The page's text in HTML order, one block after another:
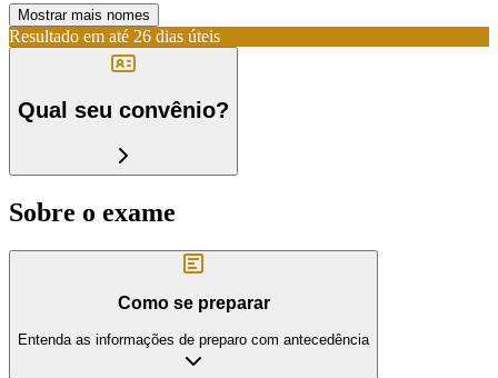
Mostrar mais nomes
Resultado em até 26 dias úteis
Qual seu convênio?
Sobre o exame
Como se preparar
Entenda as informações de preparo com antecedência